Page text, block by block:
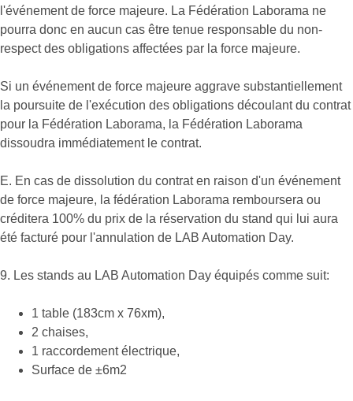
l'événement de force majeure. La Fédération Laborama ne
pourra donc en aucun cas être tenue responsable du non-
respect des obligations affectées par la force majeure.
Si un événement de force majeure aggrave substantiellement
la poursuite de l'exécution des obligations découlant du contrat
pour la Fédération Laborama, la Fédération Laborama
dissoudra immédiatement le contrat.
E. En cas de dissolution du contrat en raison d'un événement
de force majeure, la fédération Laborama remboursera ou
créditera 100% du prix de la réservation du stand qui lui aura
été facturé pour l'annulation de LAB Automation Day.
9. Les stands au LAB Automation Day équipés comme suit:
1 table (183cm x 76xm),
2 chaises,
1 raccordement électrique,
Surface de ±6m2